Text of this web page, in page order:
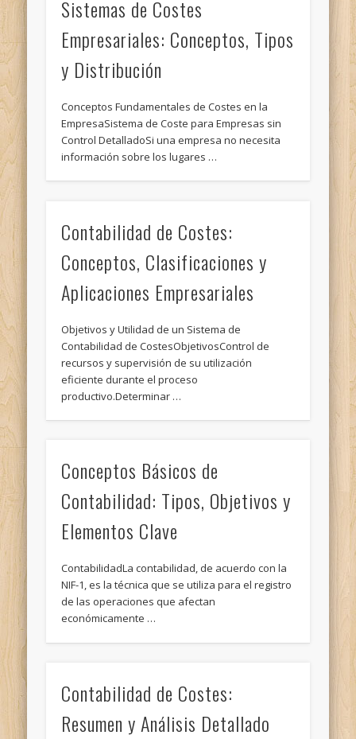
Sistemas de Costes
Empresariales: Conceptos, Tipos
y Distribución
Conceptos Fundamentales de Costes en la
EmpresaSistema de Coste para Empresas sin
Control DetalladoSi una empresa no necesita
información sobre los lugares …
Contabilidad de Costes:
Conceptos, Clasificaciones y
Aplicaciones Empresariales
Objetivos y Utilidad de un Sistema de
Contabilidad de CostesObjetivosControl de
recursos y supervisión de su utilización
eficiente durante el proceso
productivo.Determinar …
Conceptos Básicos de
Contabilidad: Tipos, Objetivos y
Elementos Clave
ContabilidadLa contabilidad, de acuerdo con la
NIF-1, es la técnica que se utiliza para el registro
de las operaciones que afectan
económicamente …
Contabilidad de Costes:
Resumen y Análisis Detallado